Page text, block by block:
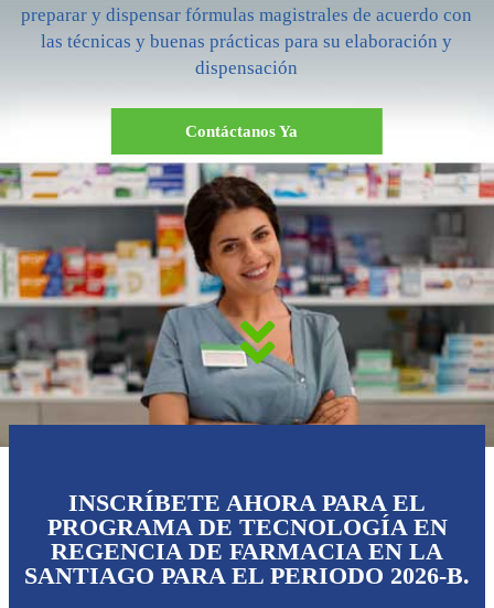
preparar y dispensar fórmulas magistrales de acuerdo con
las técnicas y buenas prácticas para su elaboración y
dispensación
Contáctanos Ya
INSCRÍBETE AHORA PARA EL
PROGRAMA DE TECNOLOGÍA EN
REGENCIA DE FARMACIA EN LA
SANTIAGO PARA EL PERIODO 2026-B.